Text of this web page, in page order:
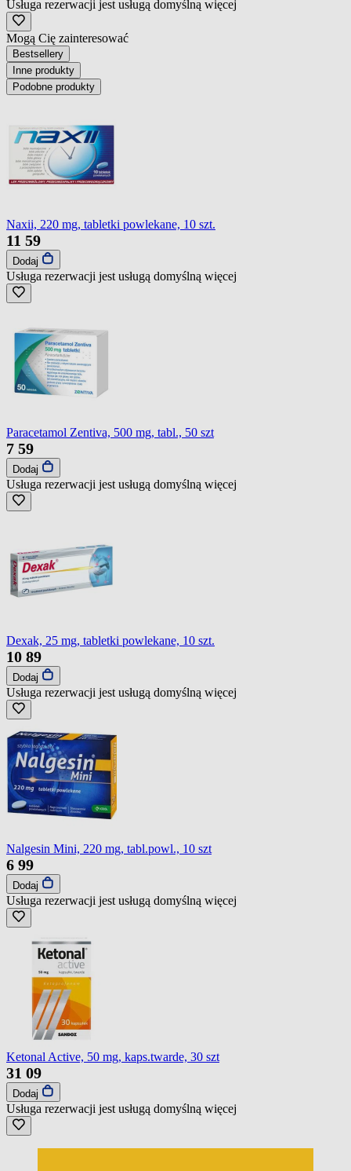
Usługa rezerwacji jest usługą domyślną więcej
Mogą Cię zainteresować
Bestsellery
Inne produkty
Podobne produkty
Naxii, 220 mg, tabletki powlekane, 10 szt.
11 59
Dodaj
Usługa rezerwacji jest usługą domyślną więcej
Paracetamol Zentiva, 500 mg, tabl., 50 szt
7 59
Dodaj
Usługa rezerwacji jest usługą domyślną więcej
Dexak, 25 mg, tabletki powlekane, 10 szt.
10 89
Dodaj
Usługa rezerwacji jest usługą domyślną więcej
Nalgesin Mini, 220 mg, tabl.powl., 10 szt
6 99
Dodaj
Usługa rezerwacji jest usługą domyślną więcej
Ketonal Active, 50 mg, kaps.twarde, 30 szt
31 09
Dodaj
Usługa rezerwacji jest usługą domyślną więcej